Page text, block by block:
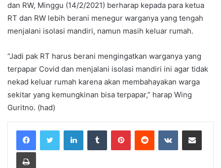
dan RW, Minggu (14/2/2021) berharap kepada para ketua
RT dan RW lebih berani menegur warganya yang tengah
menjalani isolasi mandiri, namun masih keluar rumah.
“Jadi pak RT harus berani mengingatkan warganya yang
terpapar Covid dan menjalani isolasi mandiri ini agar tidak
nekad keluar rumah karena akan membahayakan warga
sekitar yang kemungkinan bisa terpapar,” harap Wing
Guritno. (had)
LinkedInTumblr PinterestReddit VKontakteShare via Email
Print